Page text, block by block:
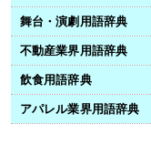
舞台・演劇用語辞典
不動産業界用語辞典
飲食用語辞典
アパレル業界用語辞典